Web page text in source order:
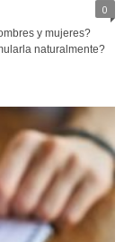
0
y mujeres?
naturalmente?